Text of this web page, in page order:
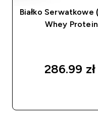
Białko Serwatkowe
Whey
286.99 zł‎